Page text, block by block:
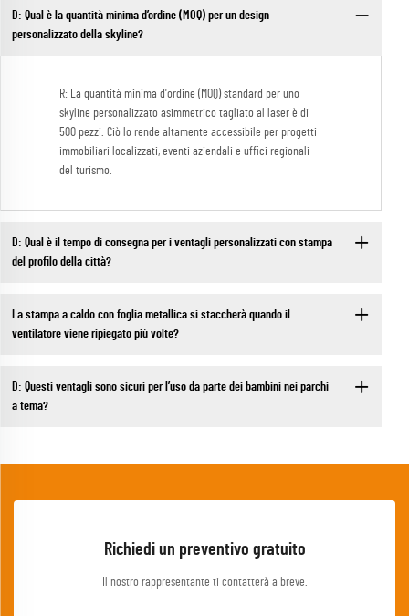
D: Qual è la quantità minima d’ordine (MOQ) per un design
personalizzato della skyline?
R: La quantità minima d'ordine (MOQ) standard per uno
skyline personalizzato asimmetrico tagliato al laser è di
500 pezzi. Ciò lo rende altamente accessibile per progetti
immobiliari localizzati, eventi aziendali e uffici regionali
del turismo.
D: Qual è il tempo di consegna per i ventagli personalizzati con stampa
del profilo della città?
La stampa a caldo con foglia metallica si staccherà quando il
ventilatore viene ripiegato più volte?
D: Questi ventagli sono sicuri per l’uso da parte dei bambini nei parchi
a tema?
Richiedi un preventivo gratuito
Il nostro rappresentante ti contatterà a breve.